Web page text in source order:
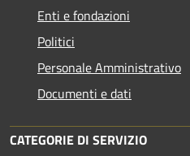
Enti e fondazioni
Politici
Personale Amministrativo
Documenti e dati
CATEGORIE DI SERVIZIO